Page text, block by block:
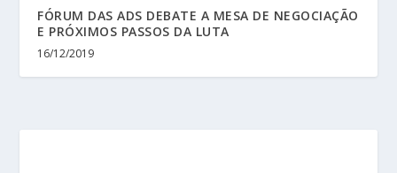
FÓRUM DAS ADS DEBATE A MESA DE NEGOCIAÇÃO
E PRÓXIMOS PASSOS DA LUTA
16/12/2019